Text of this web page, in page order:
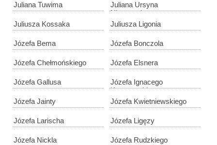
Juliana Tuwima
Juliana Ursyna
Niemcewicza
Juliusza Kossaka
Juliusza Ligonia
Józefa Bema Józefa Bonczola
Józefa Chełmońskiego Józefa Elsnera
Józefa Gallusa
Józefa Ignacego
Kraszewskiego
Józefa Jainty
Józefa Kwietniewskiego
Józefa Larischa Józefa Ligęzy
Józefa Nickla Józefa Rudzkiego